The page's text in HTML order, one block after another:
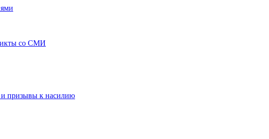
со СМИ
и призывы к насилию